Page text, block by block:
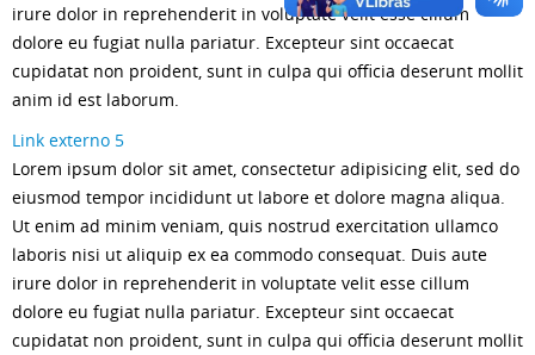
irure dolor in reprehenderit in voluptate velit esse cillum
dolore eu fugiat nulla pariatur. Excepteur sint occaecat
cupidatat non proident, sunt in culpa qui officia deserunt mollit
anim id est laborum.
Link externo 5
Lorem ipsum dolor sit amet, consectetur adipisicing elit, sed do
eiusmod tempor incididunt ut labore et dolore magna aliqua.
Ut enim ad minim veniam, quis nostrud exercitation ullamco
laboris nisi ut aliquip ex ea commodo consequat. Duis aute
irure dolor in reprehenderit in voluptate velit esse cillum
dolore eu fugiat nulla pariatur. Excepteur sint occaecat
cupidatat non proident, sunt in culpa qui officia deserunt mollit